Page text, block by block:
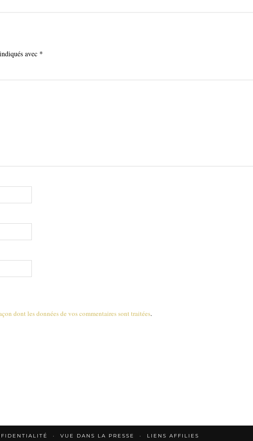
avec *
dont les données de vos commentaires sont traitées.
VUE DANS LA PRESSE LIENS AFFILIES